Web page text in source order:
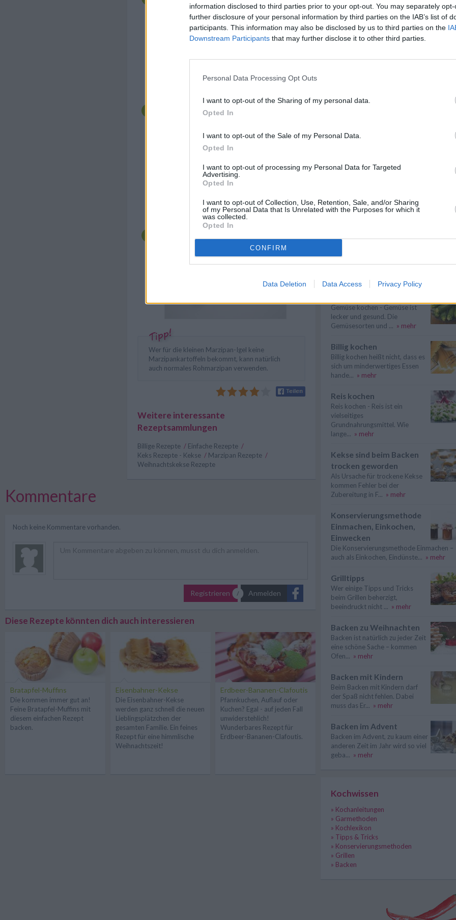
information disclosed to third parties prior to your opt-out. You may separately
further disclosure of your personal information by third parties on the IAB’s list of
participants. This information may also be disclosed by us to third parties on the
Downstream Participants that may further disclose it to other third parties.
Personal Data Processing Opt Outs
I want to opt-out of the Sharing of my personal data.
Opted In
I want to opt-out of the Sale of my Personal Data.
Opted In
I want to opt-out of processing my Personal Data for Targeted
Advertising.
Opted In
I want to opt-out of Collection, Use, Retention, Sale, and/or Sharing
of my Personal Data that Is Unrelated with the Purposes for which it
was collected.
Opted In
CONFIRM
Data Deletion Data Access Privacy Policy
den Schokostreuseln, und dann in der
Kokosette wälzen.
Die Igel danach zum Trocknen auf Backpapier
legen und mit dem Hölzchen, mit etwas
Schokolade, Augen und Nase auftragen.
Wer für die kleinen Marzipan-Igel keine
Marzipankartoffeln bekommt, kann natürlich
auch normales Rohmarzipan verwenden.
Weitere interessante
Rezeptsammlungen
Billige Rezepte / Einfache Rezepte /
Keks Rezepte - Kekse / Marzipan Rezepte /
Weihnachtskekse Rezepte
Kommentare
Noch keine Kommentare vorhanden.
Registrieren Anmelden
Diese Rezepte könnten dich auch interessieren
Bratapfel-Muffins
Die kommen immer gut an!
Feine Bratapfel-Muffins mit
diesem einfachen Rezept
backen.
Eisenbahner-Kekse
Die Eisenbahner-Kekse
werden ganz schnell die neuen
Lieblingsplätzchen der
gesamten Familie. Ein feines
Rezept für eine himmlische
Weihnachtszeit!
Erdbeer-Bananen-Clafoutis
Pfannkuchen, Auflauf oder
Kuchen? Egal - auf jeden Fall
unwiderstehlich!
Wunderbares Rezept für
Erdbeer-Bananen-Clafoutis.
Suppen kochen - so gelingt es.
Als Grundlage für Suppen dienen
Gemüse kochen - Gemüse ist
lecker und gesund. Die
Gemüsesorten und ... » mehr
Billig kochen
Billig kochen heißt nicht, dass es
sich um minderwertiges Essen
hande... » mehr
Reis kochen
Reis kochen - Reis ist ein
vielseitiges
Grundnahrungsmittel. Wie
lange... » mehr
Kekse sind beim Backen
trocken geworden
Als Ursache für trockene Kekse
kommen Fehler bei der
Zubereitung in F... » mehr
Konservierungsmethode
Einmachen, Einkochen,
Einwecken
Die Konservierungsmethode Einmachen –
auch als Einkochen, Eindünste... » mehr
Grilltipps
Wer einige Tipps und Tricks
beim Grillen beherzigt,
beeindruckt nicht ... » mehr
Backen zu Weihnachten
Backen ist natürlich zu jeder Zeit
eine schöne Sache – kommen
Ofen... » mehr
Backen mit Kindern
Beim Backen mit Kindern darf
der Spaß nicht fehlen. Dabei
muss das Er... » mehr
Backen im Advent
Backen im Advent, zu kaum einer
anderen Zeit im Jahr wird so viel
geba... » mehr
Kochwissen
» Kochanleitungen
» Garmethoden
» Kochlexikon
» Tipps & Tricks
» Konservierungsmethoden
» Grillen
» Backen